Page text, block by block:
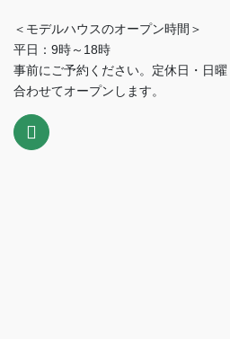
＜モデルハウスのオープン時間＞
平日：9時～18時
事前にご予約ください。定休日・日
合わせてオープンします。